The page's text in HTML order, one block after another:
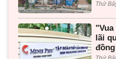
Thứ
lãi
đồng